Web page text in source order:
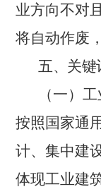
业方向不对
将自动作废
五、关键
（一）
按照国家通
计、集中建
体现工业建